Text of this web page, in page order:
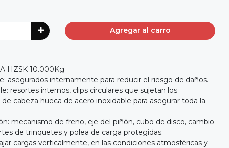
Agregar al carro
HZSK 10.000Kg
asegurados internamente para reducir el riesgo de daños.
resortes internos, clips circulares que sujetan los
cabeza hueca de acero inoxidable para asegurar toda la
mecanismo de freno, eje del piñón, cubo de disco, cambio
de trinquetes y polea de carga protegidas.
cargas verticalmente, en las condiciones atmosféricas y